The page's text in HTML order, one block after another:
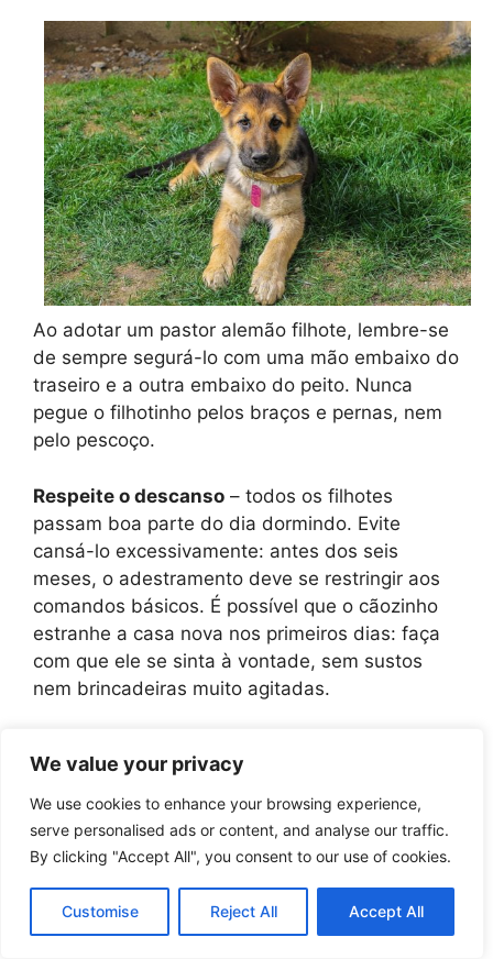
We value your privacy
We use cookies to enhance your browsing experience,
serve personalised ads or content, and analyse our traffic.
By clicking "Accept All", you consent to our use of cookies.
Customise Reject All Accept All
Ao adotar um pastor alemão filhote, lembre-se
de sempre segurá-lo com uma mão embaixo do
traseiro e a outra embaixo do peito. Nunca
pegue o filhotinho pelos braços e pernas, nem
pelo pescoço.
Respeite o descanso – todos os filhotes
passam boa parte do dia dormindo. Evite
cansá-lo excessivamente: antes dos seis
meses, o adestramento deve se restringir aos
comandos básicos. É possível que o cãozinho
estranhe a casa nova nos primeiros dias: faça
com que ele se sinta à vontade, sem sustos
nem brincadeiras muito agitadas.
vacinas V8 e V10 são aplicadas aos 45 dias de
vida (geralmente o criador se responsabiliza,
assim como pela aplicação de vermífugos), com
três doses de reforço a cada seis semanas. A
única, com 12 semanas de idade. A imunização
e a vermifugação precisam ser renovadas